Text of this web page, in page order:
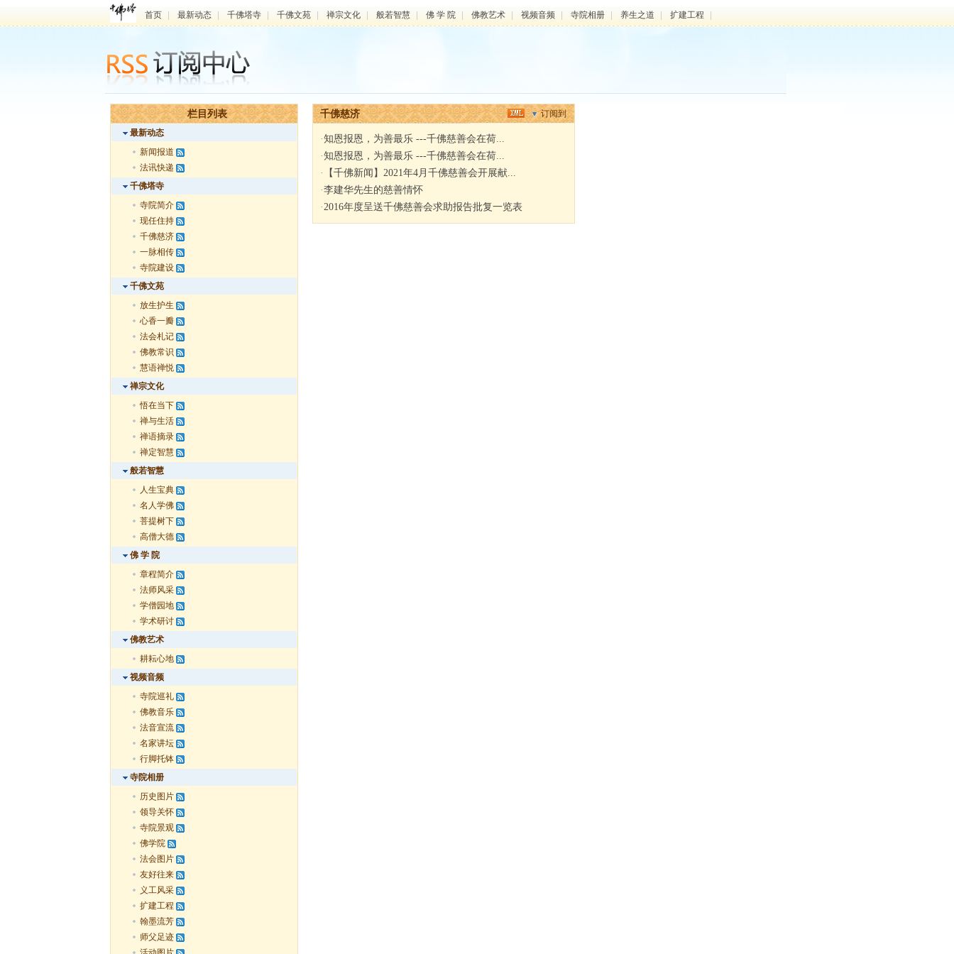
首页 最新动态 千佛塔寺 千佛文苑 禅宗文化 般若智慧 佛 学 院 佛教艺术 视频音频 寺院相册 养生之道 扩建工程
栏目列表
最新动态
新闻报道
法讯快递
千佛塔寺
寺院简介
现任住持
千佛慈济
一脉相传
寺院建设
千佛文苑
放生护生
心香一瓣
法会札记
佛教常识
慧语禅悦
禅宗文化
悟在当下
禅与生活
禅语摘录
禅定智慧
般若智慧
人生宝典
名人学佛
菩提树下
高僧大德
佛 学 院
章程简介
法师风采
学僧园地
学术研讨
佛教艺术
耕耘心地
视频音频
寺院巡礼
佛教音乐
法音宣流
名家讲坛
行脚托钵
寺院相册
历史图片
领导关怀
寺院景观
佛学院
法会图片
友好往来
义工风采
扩建工程
翰墨流芳
师父足迹
订阅到
千佛慈济
·知恩报恩，为善最乐 ---千佛慈善会在荷...
·知恩报恩，为善最乐 ---千佛慈善会在荷...
· 【千佛新闻】2021年4月千佛慈善会开展献...
·李建华先生的慈善情怀
·2016年度呈送千佛慈善会求助报告批复一览表